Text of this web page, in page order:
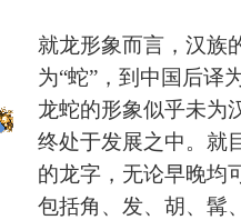
就龙形象而言，汉族
为“蛇”，到中国后译
龙蛇的形象似乎未为
终处于发展之中。就
的龙字，无论早晚均
包括角、发、胡、髯